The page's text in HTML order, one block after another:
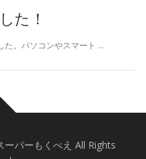
た！
た。パソコンやスマート …
パーもくべえ All Rights